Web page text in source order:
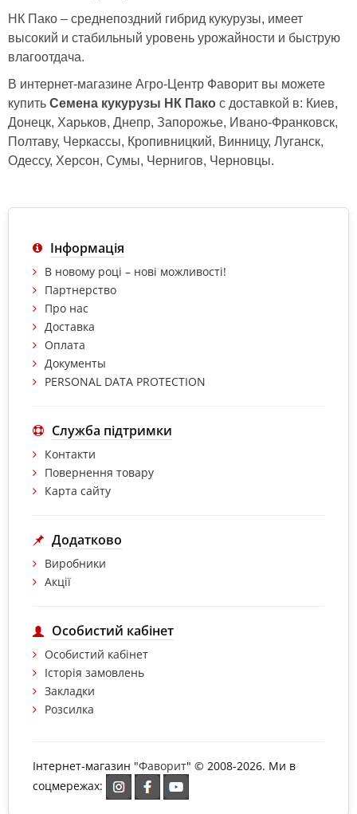
НК Пако – среднепоздний гибрид кукурузы, имеет
высокий и стабильный уровень урожайности и быструю
влагоотдача.
В интернет-магазине Агро-Центр Фаворит вы можете
купить Семена кукурузы НК Пако с доставкой в: Киев,
Донецк, Харьков, Днепр, Запорожье, Ивано-Франковск,
Полтаву, Черкассы, Кропивницкий, Винницу, Луганск,
Одессу, Херсон, Сумы, Чернигов, Черновцы.
Інформація
В новому році – нові можливості!
Партнерство
Про нас
Доставка
Оплата
Документы
PERSONAL DATA PROTECTION
Служба підтримки
Контакти
Повернення товару
Карта сайту
Додатково
Виробники
Акції
Особистий кабінет
Особистий кабінет
Історія замовлень
Закладки
Розсилка
Інтернет-магазин "Фаворит" © 2008-2026. Ми в
соцмережах: